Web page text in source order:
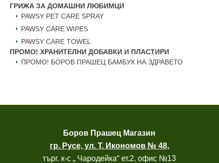
ГРИЖА ЗА ДОМАШНИ ЛЮБИМЦИ
PAWSY PET CARE SPRAY
PAWSY CARE WIPES
PAWSY CARE TOWEL
ПРОМО! ХРАНИТЕЛНИ ДОБАВКИ И ПЛАСТИРИ
ПРОМО! БОРОВ ПРАШЕЦ БАМБУК НА ЗДРАВЕТО
Боров Прашец Магазин
гр. Русе, ул. Т. Икономов № 48,
търг. к-с „ Чародейка“ ет.2, офис №13